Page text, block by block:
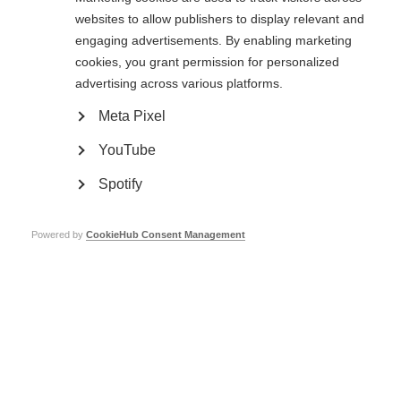
Lea el artículo completo (página web externa; se abre en una nueva
Italy research treatment
Canopi
websites to allow publishers to display relevant and
engaging advertisements. By enabling marketing
cookies, you grant permission for personalized
advertising across various platforms.
Meta Pixel
YouTube
Spotify
Powered by CookieHub Consent Management